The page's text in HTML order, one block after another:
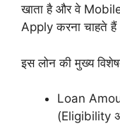
खाता है और वे
Apply करना चाहते
इस लोन की मुख्य
Loan
(Eligibility